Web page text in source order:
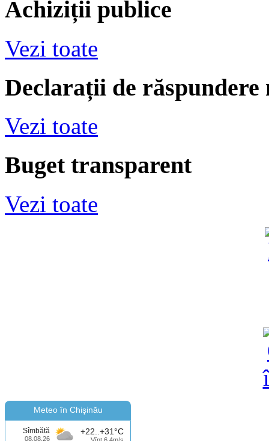
Achiziții publice
Vezi toate
Declarații de răspundere
Vezi toate
Buget transparent
Vezi toate
Meteo în Chişinău
Sîmbătă
08.08.26
+22..+31°C